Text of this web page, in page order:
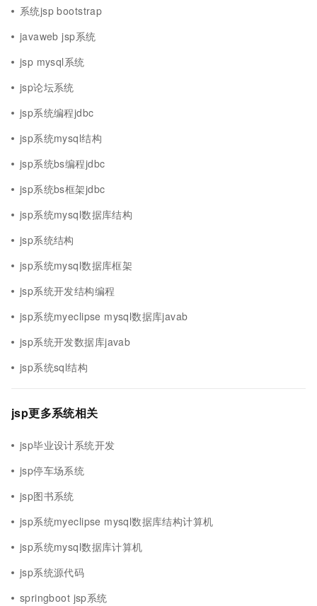
系统jsp bootstrap
javaweb jsp系统
jsp mysql系统
jsp论坛系统
jsp系统编程jdbc
jsp系统mysql结构
jsp系统bs编程jdbc
jsp系统bs框架jdbc
jsp系统mysql数据库结构
jsp系统结构
jsp系统mysql数据库框架
jsp系统开发结构编程
jsp系统myeclipse mysql数据库javab
jsp系统开发数据库javab
jsp系统sql结构
jsp更多系统相关
jsp毕业设计系统开发
jsp停车场系统
jsp图书系统
jsp系统myeclipse mysql数据库结构计算机
jsp系统mysql数据库计算机
jsp系统源代码
springboot jsp系统